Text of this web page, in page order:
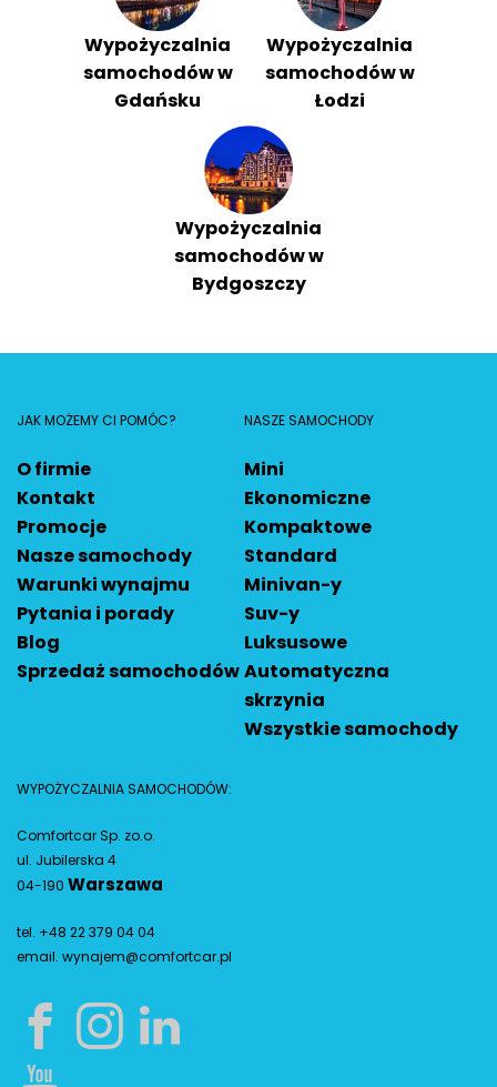
Wypożyczalnia
samochodów w
Gdańsku
Wypożyczalnia
samochodów w
Łodzi
Wypożyczalnia
samochodów w
Bydgoszczy
JAK MOŻEMY CI POMÓC?
O firmie
Kontakt
Promocje
Nasze samochody
Warunki wynajmu
Pytania i porady
Blog
Sprzedaż samochodów
NASZE SAMOCHODY
Mini
Ekonomiczne
Kompaktowe
Standard
Minivan-y
Suv-y
Luksusowe
Automatyczna
skrzynia
Wszystkie samochody
WYPOŻYCZALNIA SAMOCHODÓW:
Comfortcar Sp. zo.o.
ul. Jubilerska 4
04-190 Warszawa
tel. +48 22 379 04 04
email. wynajem@comfortcar.pl